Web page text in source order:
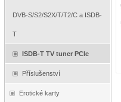
DVB-S/S2/S2X/T/T2/C a ISDB-
T
ISDB-T TV tuner PCIe
Příslušenství
Erotické karty